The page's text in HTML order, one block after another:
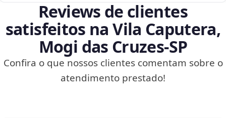
Reviews de clientes
satisfeitos na Vila Caputera,
Mogi das Cruzes‑SP
Confira o que nossos clientes comentam sobre o
atendimento prestado!